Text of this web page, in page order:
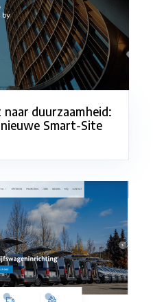
duurzaamheid:
Smart-Site